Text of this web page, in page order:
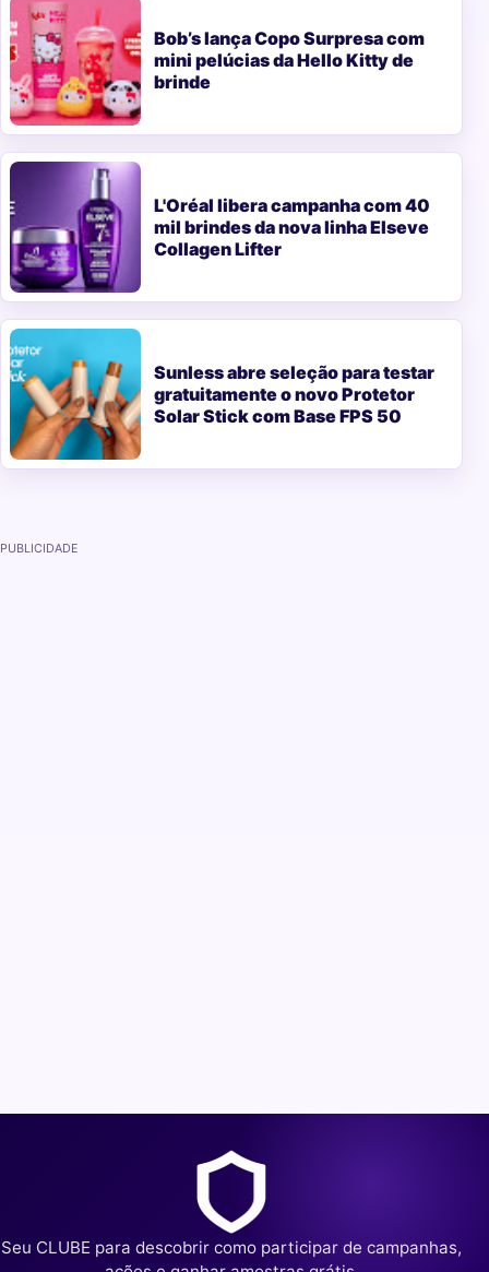
Bob’s lança Copo Surpresa com
mini pelúcias da Hello Kitty de
brinde
L'Oréal libera campanha com 40
mil brindes da nova linha Elseve
Collagen Lifter
Sunless abre seleção para testar
gratuitamente o novo Protetor
Solar Stick com Base FPS 50
PUBLICIDADE
Seu CLUBE para descobrir como participar de campanhas,